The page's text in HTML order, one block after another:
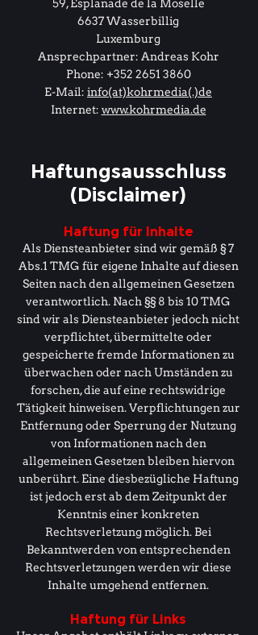
59, Esplanade de la Moselle
6637 Wasserbillig
Luxemburg
Ansprechpartner: Andreas Kohr
Phone: +352 2651 3860
E-Mail: info(at)kohrmedia(.)de
Internet: www.kohrmedia.de
Haftungsausschluss
(Disclaimer)
Haftung für Inhalte
Als Diensteanbieter sind wir gemäß § 7
Abs.1 TMG für eigene Inhalte auf diesen
Seiten nach den allgemeinen Gesetzen
verantwortlich. Nach §§ 8 bis 10 TMG
sind wir als Diensteanbieter jedoch nicht
verpflichtet, übermittelte oder
gespeicherte fremde Informationen zu
überwachen oder nach Umständen zu
forschen, die auf eine rechtswidrige
Tätigkeit hinweisen. Verpflichtungen zur
Entfernung oder Sperrung der Nutzung
von Informationen nach den
allgemeinen Gesetzen bleiben hiervon
unberührt. Eine diesbezügliche Haftung
ist jedoch erst ab dem Zeitpunkt der
Kenntnis einer konkreten
Rechtsverletzung möglich. Bei
Bekanntwerden von entsprechenden
Rechtsverletzungen werden wir diese
Inhalte umgehend entfernen.
Haftung für Links